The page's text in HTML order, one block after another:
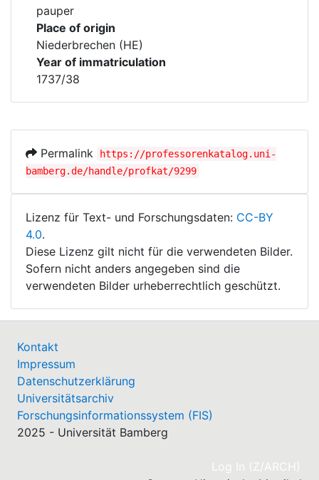
pauper
Place of origin
Niederbrechen (HE)
Year of immatriculation
1737/38
Permalink
https://professorenkatalog.uni-
bamberg.de/handle/profkat/9299
Lizenz für Text- und Forschungsdaten: CC-BY
4.0.
Diese Lizenz gilt nicht für die verwendeten Bilder.
Sofern nicht anders angegeben sind die
verwendeten Bilder urheberrechtlich geschützt.
Kontakt
Impressum
Datenschutzerklärung
Universitätsarchiv
Forschungsinformationssystem (FIS)
2025 - Universität Bamberg
Log In (Z/ARCH)